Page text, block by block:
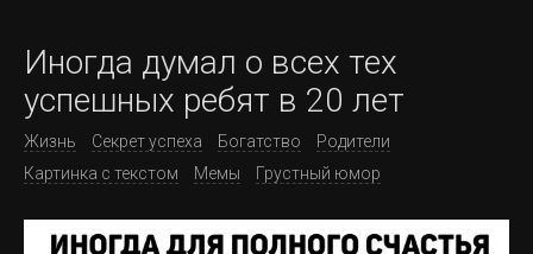
Иногда думал о всех тех
успешных ребят в 20 лет
Жизнь Секрет успеха Богатство
Родители
Картинка с текстом
Мемы Грустный юмор